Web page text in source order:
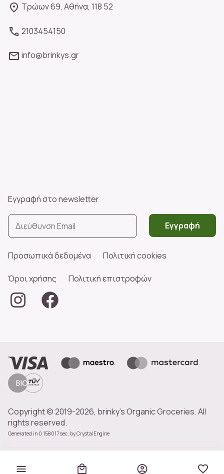
Τρώων 69, Αθήνα, 118 52
2103454150
info@brinkys.gr
Εγγραφή στο newsletter
Εγγραφή
Προσωπικά δεδομένα Πολιτική cookies
Όροι χρήσης Πολιτική επιστροφών
Copyright © 2019-2026, brinky's Organic Groceries. All
rights reserved.
Generated in 0.158017 sec. byCrystalEngine